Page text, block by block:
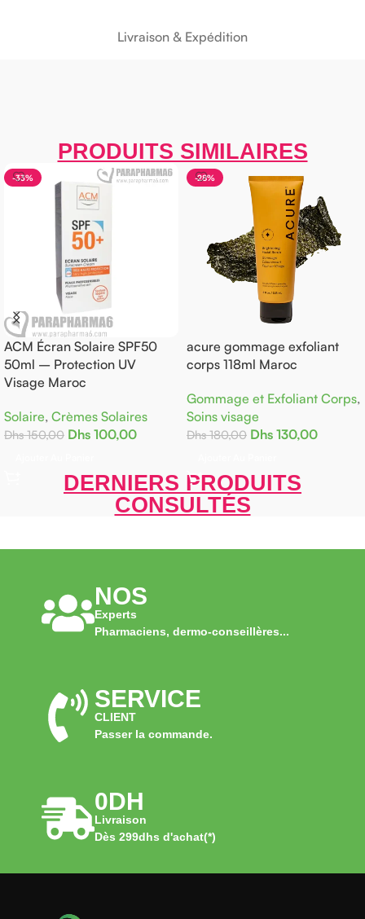
Livraison & Expédition
PRODUITS SIMILAIRES
-33%
ACM Écran Solaire SPF50
50ml – Protection UV
Visage Maroc
Solaire, Crèmes Solaires
Dhs150,00 Dhs 100,00
-28%
acure gommage exfoliant
corps 118ml Maroc
Gommage et Exfoliant Corps,
Soins visage
Dhs180,00 Dhs 130,00
DERNIERS PRODUITS
CONSULTÉS
NOS
Experts
Pharmaciens, dermo-conseillères...
SERVICE
CLIENT
Passer la commande.
0DH
Livraison
Dès 299dhs d'achat(*)